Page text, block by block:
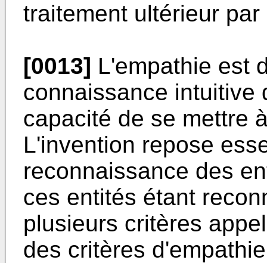
traitement ultérieur par
[0013] L'empathie est
connaissance intuitive
capacité de se mettre
L'invention repose
reconnaissance des
ces entités étant
plusieurs critères
des critères